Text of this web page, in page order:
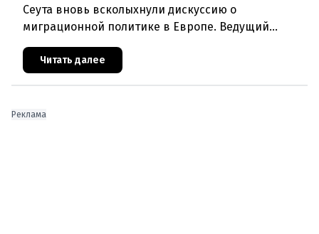
Сеута вновь всколыхнули дискуссию о
миграционной политике в Европе. Ведущий
эксперт по миграции Джеральд Кнаус, один из
архитекторов соглашения ЕС-Турция 2016
Читать далее
Реклама